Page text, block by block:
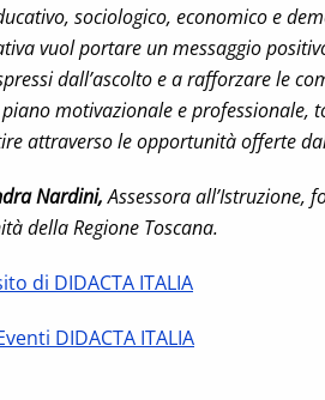
sociologico, economico e
vuol portare un messaggio
dall’ascolto e a rafforzare le
motivazionale e professionale,
attraverso le opportunità offerte
Nardini,Assessora all’Istruzione,
della Regione Toscana.
di DIDACTA ITALIA
DIDACTA ITALIA